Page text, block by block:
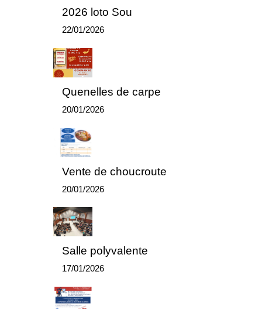
2026 loto Sou
22/01/2026
Quenelles de carpe
20/01/2026
Vente de choucroute
20/01/2026
Salle polyvalente
17/01/2026